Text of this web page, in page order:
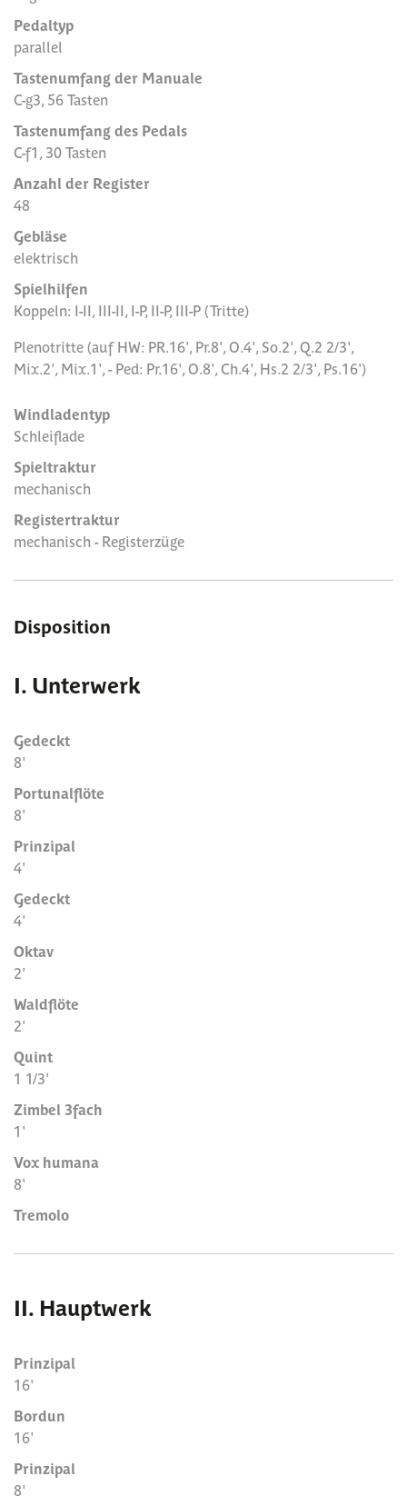
Pedaltyp
parallel
Tastenumfang der Manuale
C-g3, 56 Tasten
Tastenumfang des Pedals
C-f1, 30 Tasten
Anzahl der Register
48
Gebläse
elektrisch
Spielhilfen
Koppeln: I-II, III-II, I-P, II-P, III-P (Tritte)
Plenotritte (auf HW: PR.16', Pr.8', O.4', So.2', Q.2 2/3',
Mix.2', Mix.1', - Ped: Pr.16', O.8', Ch.4', Hs.2 2/3', Ps.16')
Windladentyp
Schleiflade
Spieltraktur
mechanisch
Registertraktur
mechanisch - Registerzüge
Disposition
I. Unterwerk
Gedeckt
8'
Portunalflöte
8'
Prinzipal
4'
Gedeckt
4'
Oktav
2'
Waldflöte
2'
Quint
1 1/3'
Zimbel 3fach
1'
Vox humana
8'
Tremolo
II. Hauptwerk
Prinzipal
16'
Bordun
16'
Prinzipal
8'